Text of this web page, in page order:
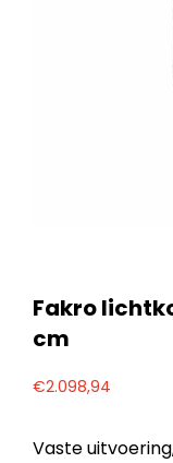
Fakro
cm
€2.098,94
Vaste